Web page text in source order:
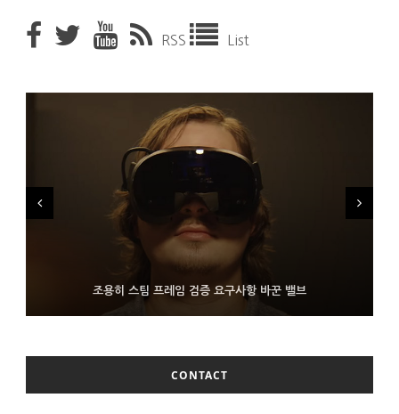
RSS List
조용히 스팀 프레임 검증 요구사항 바꾼 밸브
9월 4일부터 서비스 접는 안드로이드 장치용 구글 어시스턴트
보인 삼성전자
CONTACT